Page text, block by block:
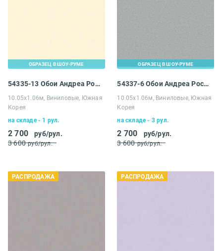
ОБРАЗЕЦ В ШОУ-РУМЕ
54335-13 Обои Андреа Росси Спектрум
10.05х1.06м, Виниловые, Южная
Корея
на складе - 1 рул.
2 700
руб/рул.
3 600 руб/рул.
ОБРАЗЕЦ В ШОУ-РУМЕ
54337-6 Обои Андреа Росси Спектрум
10.05х1.06м, Виниловые, Южная
Корея
на складе - 3 рул.
2 700
руб/рул.
3 600 руб/рул.
РАСПРОДАЖА РАСПРОДАЖА